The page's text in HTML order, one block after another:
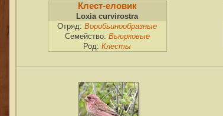
Клест-еловик
Loxia curvirostra
Отряд: Воробьинообразные
Семейство: Вьюрковые
Род: Клесты